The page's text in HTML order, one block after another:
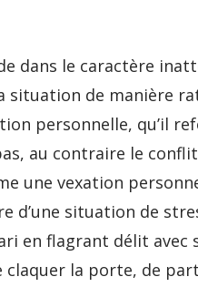
dans le caractère
situation de manière
personnelle, qu’il
au contraire le
une vexation
d’une situation de
en flagrant délit avec
claquer la porte, de